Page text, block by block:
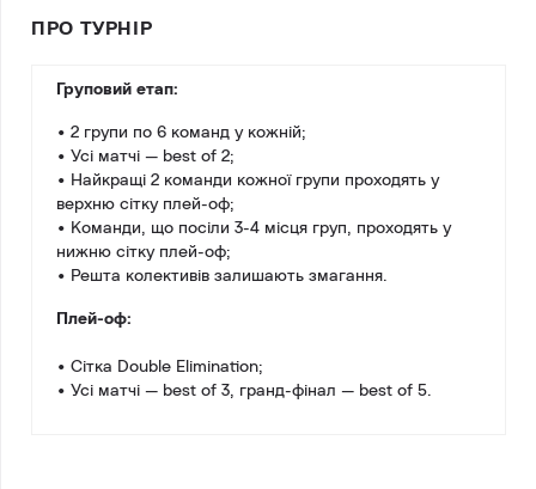
ПРО ТУРНІР
Груповий етап:
• 2 групи по 6 команд у кожній;
• Усі матчі — best of 2;
• Найкращі 2 команди кожної групи проходять у
верхню сітку плей-оф;
• Команди, що посіли 3-4 місця груп, проходять у
нижню сітку плей-оф;
• Решта колективів залишають змагання.
Плей-оф:
• Сітка Double Elimination;
• Усі матчі — best of 3, гранд-фінал — best of 5.